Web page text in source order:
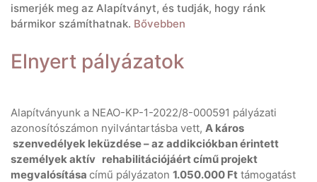
ismerjék meg az Alapítványt, és tudják, hogy ránk
bármikor számíthatnak. Bővebben
Elnyert pályázatok
Alapítványunk a NEAO-KP-1-2022/8-000591 pályázati
azonosítószámon nyilvántartásba vett, A káros
szenvedélyek leküzdése – az addikciókban érintett
személyek aktív rehabilitációjáért című projekt
megvalósítása című pályázaton 1.050.000 Ft támogatást